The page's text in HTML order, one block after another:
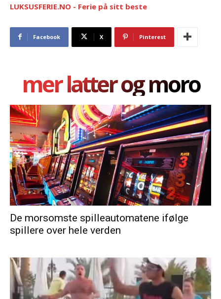
LUKSUSFERIE.NO - Ferie på sitt beste
Facebook X Pinterest
mer latter og moro
De morsomste spilleautomatene ifølge
spillere over hele verden